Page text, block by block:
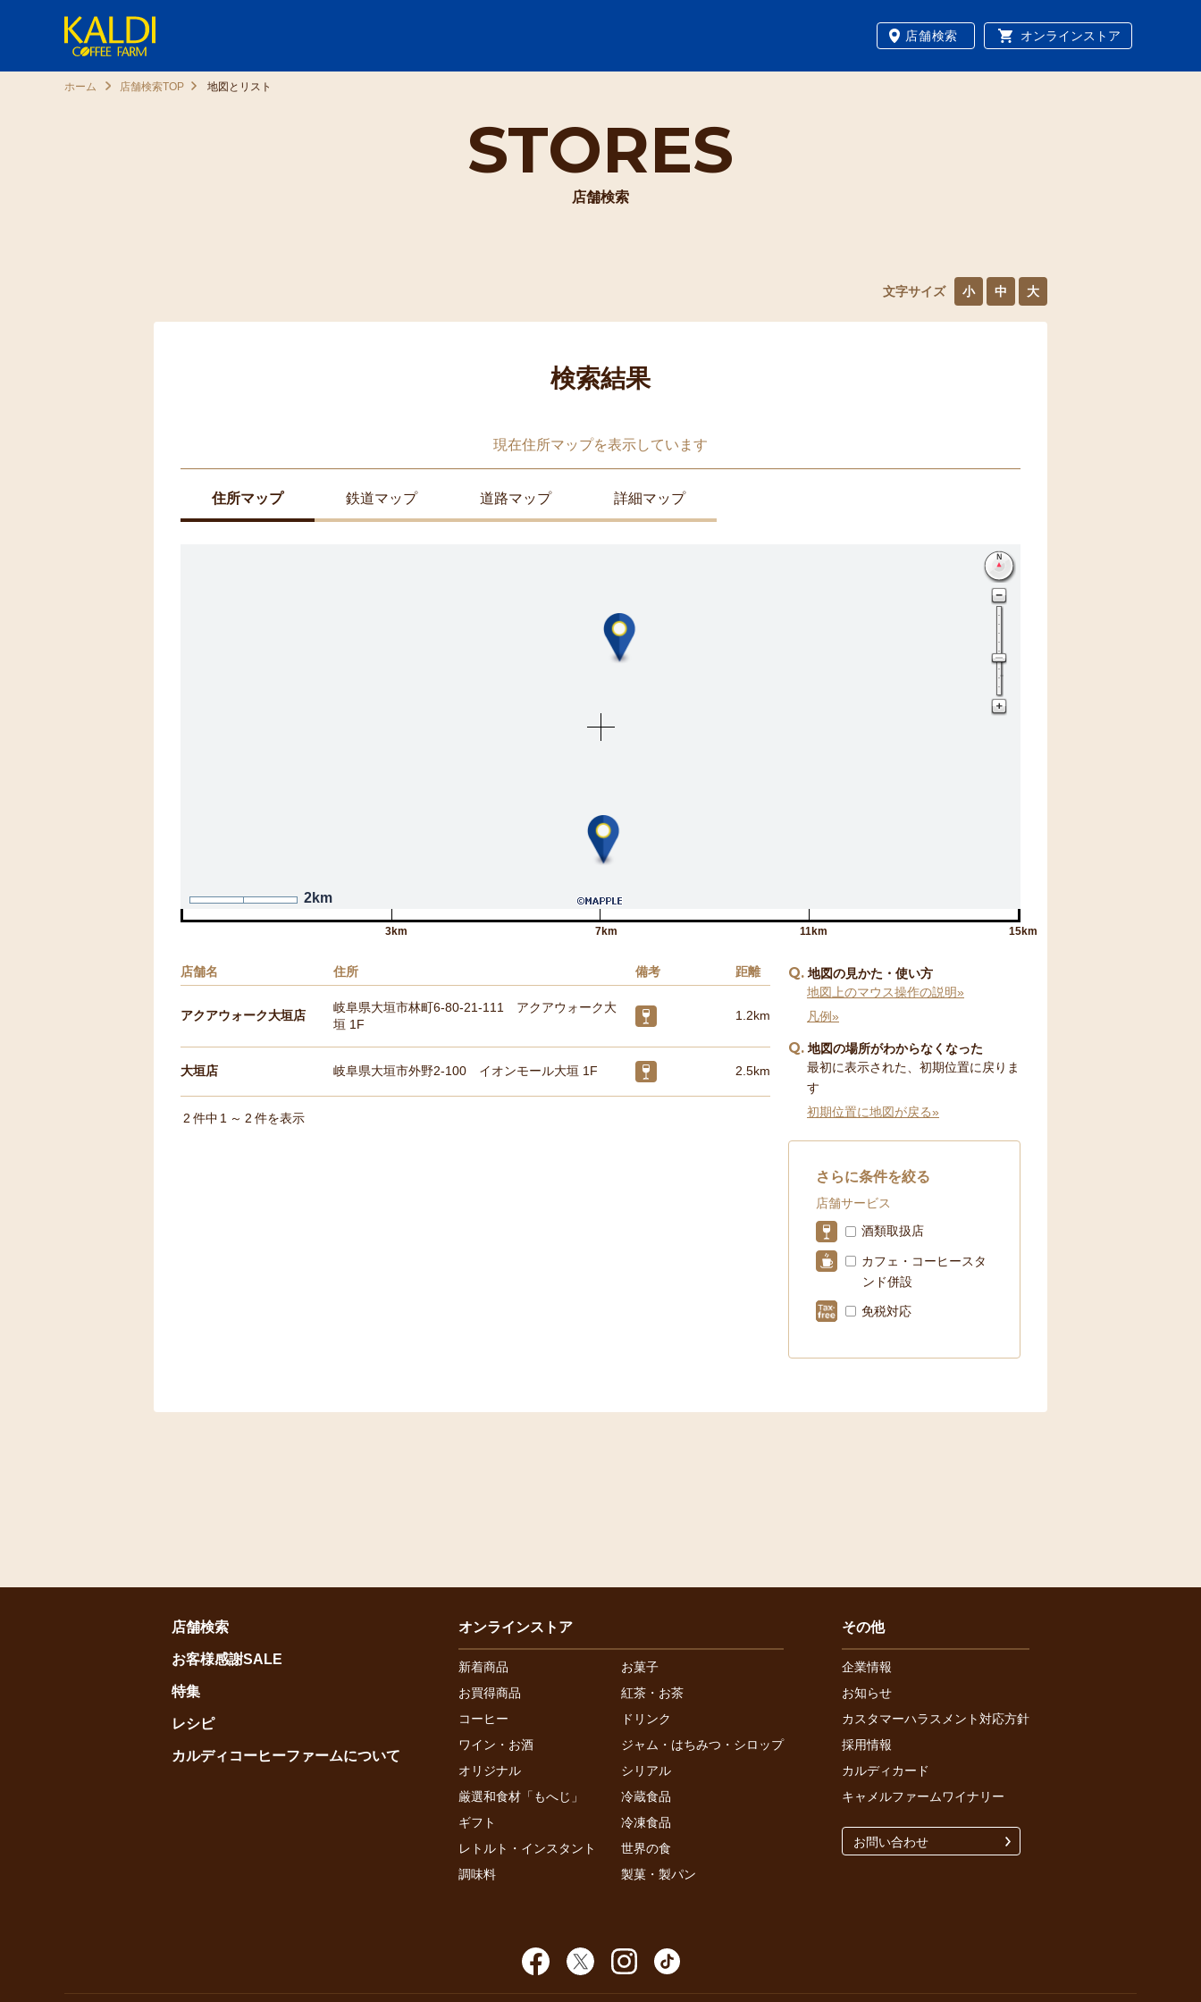
店舗検索 オンラインストア
STORES
店舗検索
ホーム 店舗検索TOP 地図とリスト
文字サイズ 小 中 大
検索結果
現在住所マップを表示しています
住所マップ 鉄道マップ 道路マップ 詳細マップ
2km
3km 7km 11km 15km
店舗名 住所 備考 距離
アクアウォーク大垣店
岐阜県大垣市林町6-80-21-111 アクアウォーク大
垣 1F
1.2km
大垣店 岐阜県大垣市外野2-100 イオンモール大垣 1F 2.5km
2 件中 1 ～ 2 件を表示
Q 地図の見かた・使い方
地図上のマウス操作の説明»
凡例»
Q 地図の場所がわからなくなった
最初に表示された、初期位置に戻りま
す
初期位置に地図が戻る»
さらに条件を絞る
店舗サービス
酒類取扱店
カフェ・コーヒースタ
ンド併設
免税対応
店舗検索
お客様感謝SALE
特集
レシピ
カルディコーヒーファームについて
オンラインストア
新着商品
お菓子
お買得商品
紅茶・お茶
コーヒー
ドリンク
ワイン・お酒
ジャム・はちみつ・シロップ
オリジナル
シリアル
厳選和食材「もへじ」
冷蔵食品
ギフト
冷凍食品
レトルト・インスタント
世界の食
調味料
製菓・製パン
その他
企業情報
お知らせ
カスタマーハラスメント対応方針
採用情報
カルディカード
キャメルファームワイナリー
お問い合わせ